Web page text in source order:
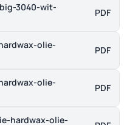
3040-wit-
PDF
olie-
PDF
olie-
PDF
hardwax-olie-